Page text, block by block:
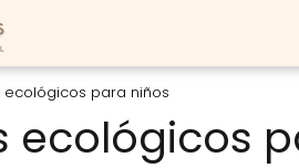
ecológicos para niños
ecológicos